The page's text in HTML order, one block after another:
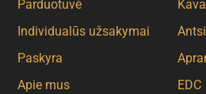
Parduotuvė
Individualūs užsakymai
Paskyra
Apie mus
Kava
EDC